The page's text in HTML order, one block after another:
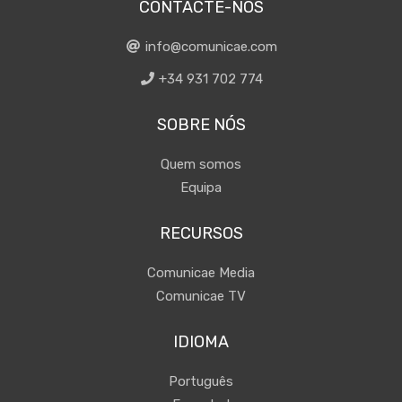
CONTACTE-NOS
info@comunicae.com
+34 931 702 774
SOBRE NÓS
Quem somos
Equipa
RECURSOS
Comunicae Media
Comunicae TV
IDIOMA
Português